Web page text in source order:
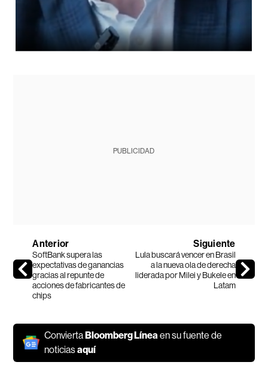
PUBLICIDAD
Anterior
SoftBank supera las
expectativas de ganancias
gracias al repunte de
acciones de fabricantes de
chips
Siguiente
Lula buscará vencer en Brasil
a la nueva ola de derecha
liderada por Milei y Bukele en
Latam
ConviertaBloomberg Línea en su fuente de
noticiasaquí